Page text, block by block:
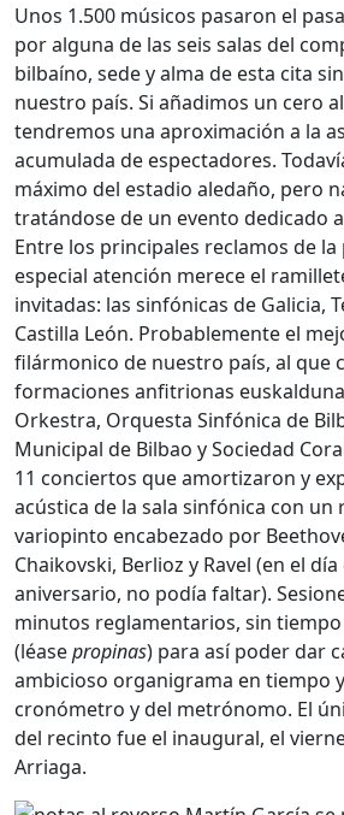
Unos 1.500 músicos pasaron el
por alguna de las seis salas del
bilbaíno, sede y alma de esta cita
nuestro país. Si añadimos un cero
tendremos una aproximación a la
acumulada de espectadores.
máximo del estadio aledaño, pero
tratándose de un evento dedicado
Entre los principales reclamos de
especial atención merece el
invitadas: las sinfónicas de Galicia,
Castilla León. Probablemente el
filármonico de nuestro país, al que
formaciones anfitrionas
Orkestra, Orquesta Sinfónica de
Municipal de Bilbao y Sociedad
11 conciertos que amortizaron y
acústica de la sala sinfónica con
variopinto encabezado por
Chaikovski, Berlioz y Ravel (en el
aniversario, no podía faltar).
minutos reglamentarios, sin
(léasepropinas) para así poder dar
ambicioso organigrama en tiempo
cronómetro y del metrónomo. El
del recinto fue el inaugural, el
Arriaga.